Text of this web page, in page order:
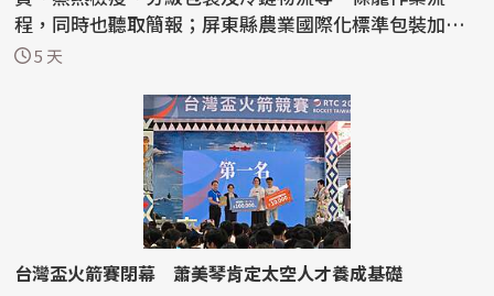
程，同時也聽取簡報；屏東縣農業國際化標準包裝加工
廠斥資新...
5 天
台灣盃火箭賽閉幕 蕭美琴肯定太空人才養成基礎